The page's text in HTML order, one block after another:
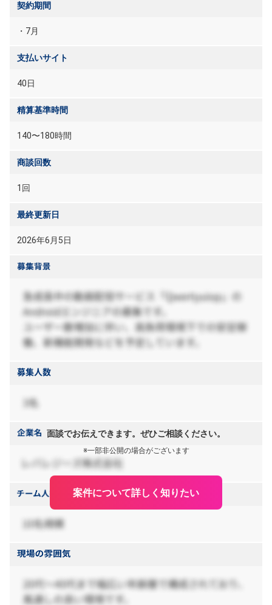
契約期間
・7月
支払いサイト
40日
精算基準時間
140〜180時間
商談回数
1回
最終更新日
2026年6月5日
面談でお伝えできます。ぜひご相談ください。
※一部非公開の場合がございます
案件について詳しく知りたい